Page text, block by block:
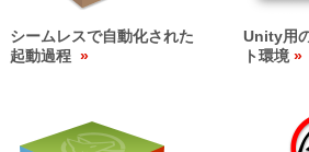
シームレスで自動化された
起動過程
Unity用
ト環境